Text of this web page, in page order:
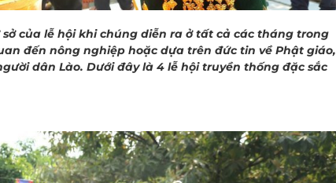
của lễ hội khi chúng diễn ra ở tất cả các tháng trong
đến nông nghiệp hoặc dựa trên đức tin về Phật giáo,
dân Lào. Dưới đây là 4 lễ hội truyền thống đặc sắc